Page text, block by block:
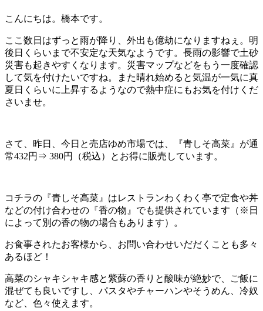
こんにちは。橋本です。
ここ数日はずっと雨が降り、外出も億劫になりますねぇ。明
後日くらいまで不安定な天気なようです。長雨の影響で土砂
災害も起きやすくなります。災害マップなどをもう一度確認
して気を付けたいですね。また晴れ始めると気温が一気に真
夏日くらいに上昇するようなので熱中症にもお気を付けくだ
さいませ。
さて、昨日、今日と売店ゆめ市場では、『青しそ高菜』が通
常432円⇒ 380円（税込）とお得に販売しています。
コチラの『青しそ高菜』はレストランわくわく亭で定食や丼
などの付け合わせの『香の物』でも提供されています（※日
によって別の香の物の場合もあります）。
お食事されたお客様から、お問い合わせいだだくことも多々
あるほど！
高菜のシャキシャキ感と紫蘇の香りと酸味が絶妙で、ご飯に
混ぜても良いですし、パスタやチャーハンやそうめん、冷奴
など、色々使えます。